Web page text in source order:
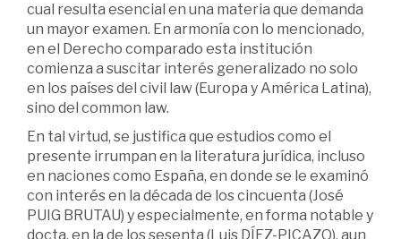
cual resulta esencial en una materia que demanda
un mayor examen. En armonía con lo mencionado,
en el Derecho comparado esta institución
comienza a suscitar interés generalizado no solo
en los países del civil law (Europa y América Latina),
sino del common law.
En tal virtud, se justifica que estudios como el
presente irrumpan en la literatura jurídica, incluso
en naciones como España, en donde se le examinó
con interés en la década de los cincuenta (José
PUIG BRUTAU) y especialmente, en forma notable y
docta, en la de los sesenta (Luis DÍEZ-PICAZO), aun